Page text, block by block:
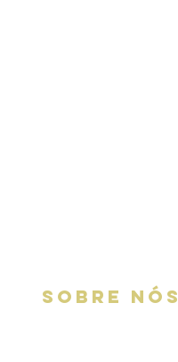
SOBRE NÓS